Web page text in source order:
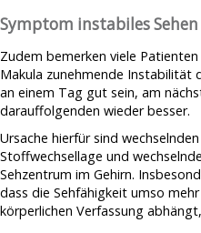
Symptom instabiles
Zudem bemerken viele
Makula zunehmende Instabilität
an einem Tag gut sein, am
darauffolgenden wieder besser.
Ursache hierfür sind
Stoffwechsellage und
Sehzentrum im Gehirn.
dass die Sehfähigkeit umso
körperlichen Verfassung